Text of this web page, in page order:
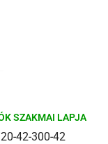
SZAKMAI LAPJA
42-300-42